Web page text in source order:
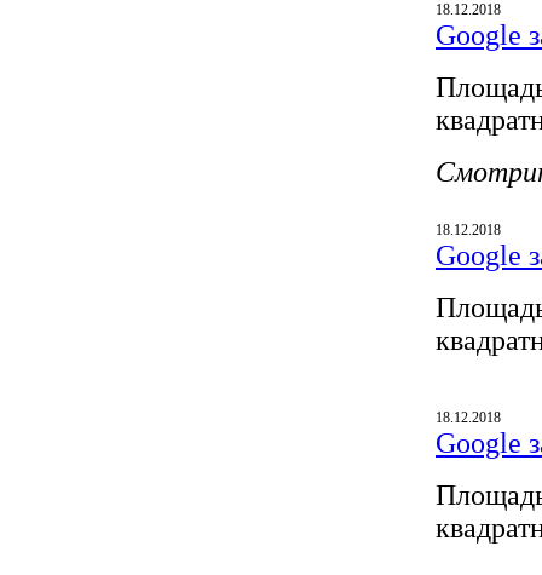
18.12.2018
Google
18.12.2018
Google
18.12.2018
Google